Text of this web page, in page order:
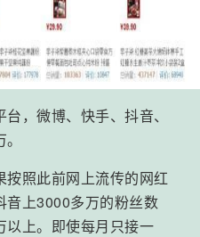
，微博、快手、抖音、
照此前网上流传的网红
音上3000多万的粉丝数
以上。即使每月只接一